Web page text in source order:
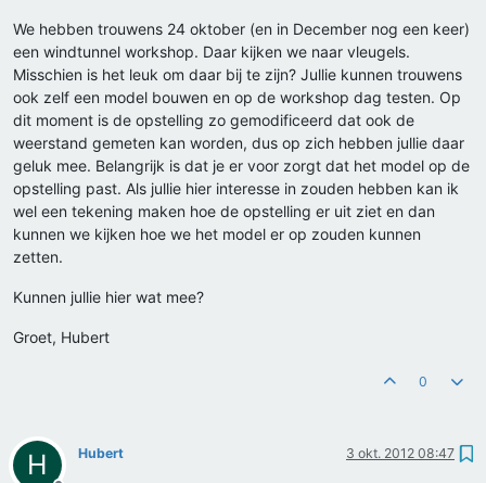
We hebben trouwens 24 oktober (en in December nog een keer)
een windtunnel workshop. Daar kijken we naar vleugels.
Misschien is het leuk om daar bij te zijn? Jullie kunnen trouwens
ook zelf een model bouwen en op de workshop dag testen. Op
dit moment is de opstelling zo gemodificeerd dat ook de
weerstand gemeten kan worden, dus op zich hebben jullie daar
geluk mee. Belangrijk is dat je er voor zorgt dat het model op de
opstelling past. Als jullie hier interesse in zouden hebben kan ik
wel een tekening maken hoe de opstelling er uit ziet en dan
kunnen we kijken hoe we het model er op zouden kunnen
zetten.
Kunnen jullie hier wat mee?
Groet, Hubert
0
H Hubert 3 okt. 2012 08:47